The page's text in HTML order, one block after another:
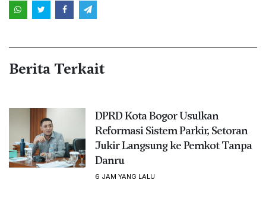
Berita Terkait
DPRD Kota Bogor Usulkan
Reformasi Sistem Parkir, Setoran
Jukir Langsung ke Pemkot Tanpa
Danru
6 JAM YANG LALU